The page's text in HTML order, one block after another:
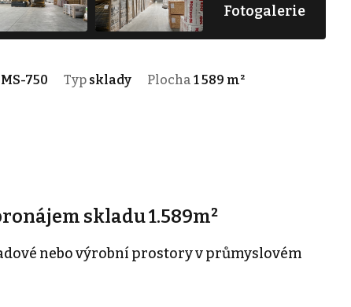
Fotogalerie
750 Typ sklady Plocha 1 589 m²
skladu 1.589m²
nebo výrobní prostory v průmyslovém